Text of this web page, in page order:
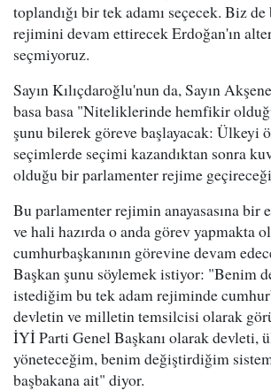
toplandığı bir tek adamı seçecek. Biz
rejimini devam ettirecek Erdoğan'ın
seçmiyoruz.
Sayın Kılıçdaroğlu'nun da, Sayın
basa basa "Niteliklerinde hemfikir
şunu bilerek göreve başlayacak: Ülkeyi
seçimlerde seçimi kazandıktan sonra
olduğu bir parlamenter rejime
Bu parlamenter rejimin anayasasına bir
ve hali hazırda o anda görev yapmakta
cumhurbaşkanının görevine devam
Başkan şunu söylemek istiyor: "Benim
istediğim bu tek adam rejiminde
devletin ve milletin temsilcisi olarak
İYİ Parti Genel Başkanı olarak devleti,
yöneteceğim, benim değiştirdiğim
başbakana ait" diyor.